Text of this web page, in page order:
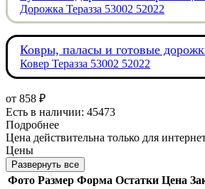
Дорожка Теразза 53002 52022
Ковры, паласы и готовые
Ковер Теразза 53002 52022
от 858 ₽
Есть в наличии: 45473
Подробнее
Цена действительна только для
Цены
Развернуть все
Фото Размер Форма Остатки Цена